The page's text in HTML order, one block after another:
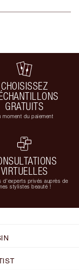
CHOISISSEZ
GRATUITS
moment du paiement
VIRTUELLES
d'experts privés auprès de
stylistes beauté !